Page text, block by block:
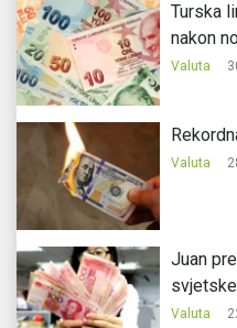
Turska
nakon
Valuta
Valuta
Juan
Valuta